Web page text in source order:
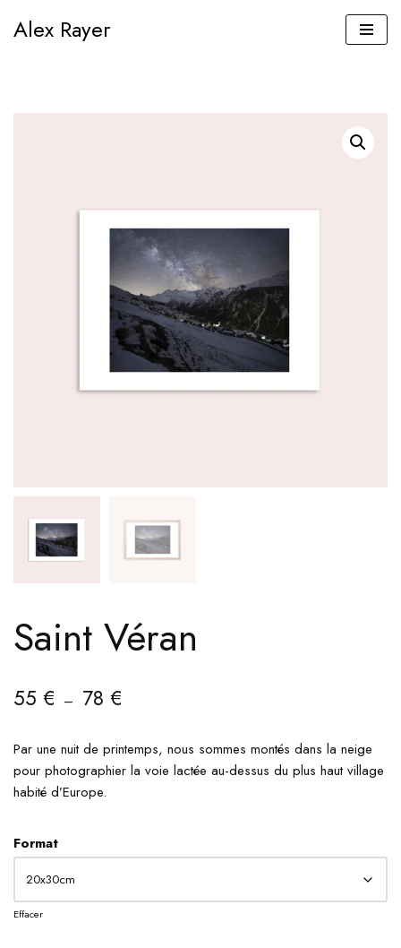
Alex Rayer
Saint Véran
55 € – 78 €
Par une nuit de printemps, nous sommes montés dans la neige
pour photographier la voie lactée au-dessus du plus haut village
habité d’Europe.
Format
Effacer